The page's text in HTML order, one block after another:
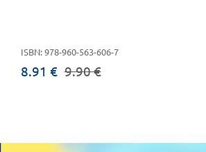
Διαγωνισμοί
Για
όλο
ISBN: 978-960-563-606-7
8.91 € 9.90 €